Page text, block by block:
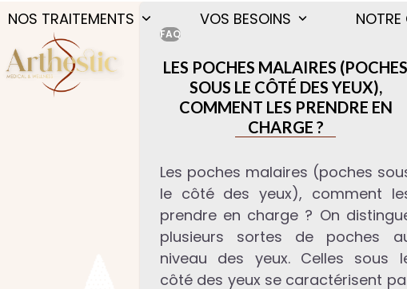
Skip
content
NOS TRAITEMENTS VOS BESOINS NOTRE
FAQ
LES POCHES MALAIRES (POCHES
SOUS LE CÔTÉ DES YEUX),
COMMENT LES PRENDRE EN
CHARGE ?
Les poches malaires (poches
le côté des yeux), comment
prendre en charge ? On
plusieurs sortes de poches
niveau des yeux. Celles sous
côté des yeux se caractérisent